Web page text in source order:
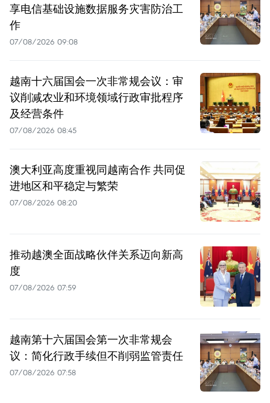
享电信基础设施数据服务灾害防治工
作
07/08/2026 09:08
越南十六届国会一次非常规会议：审
议削减农业和环境领域行政审批程序
及经营条件
07/08/2026 08:45
澳大利亚高度重视同越南合作 共同促
进地区和平稳定与繁荣
07/08/2026 08:20
推动越澳全面战略伙伴关系迈向新高
度
07/08/2026 07:59
越南第十六届国会第一次非常规会
议：简化行政手续但不削弱监管责任
07/08/2026 07:58